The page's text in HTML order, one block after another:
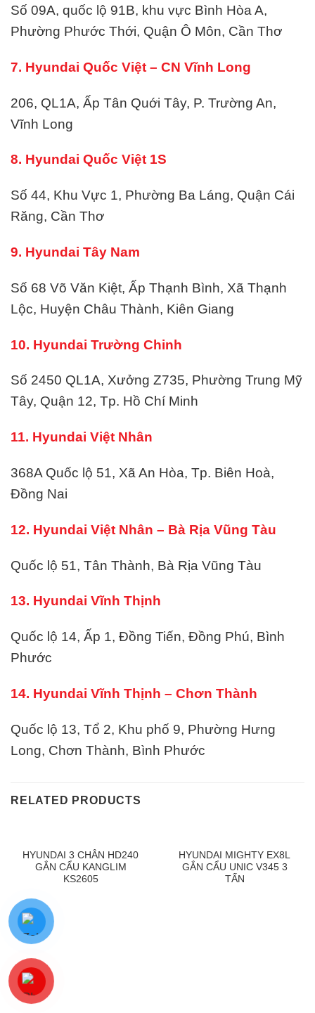
Số 09A, quốc lộ 91B, khu vực Bình Hòa A,
Phường Phước Thới, Quận Ô Môn, Cần Thơ
7. Hyundai Quốc Việt – CN Vĩnh Long
206, QL1A, Ấp Tân Quới Tây, P. Trường An,
Vĩnh Long
8. Hyundai Quốc Việt 1S
Số 44, Khu Vực 1, Phường Ba Láng, Quận Cái
Răng, Cần Thơ
9. Hyundai Tây Nam
Số 68 Võ Văn Kiệt, Ấp Thạnh Bình, Xã Thạnh
Lộc, Huyện Châu Thành, Kiên Giang
10. Hyundai Trường Chinh
Số 2450 QL1A, Xưởng Z735, Phường Trung Mỹ
Tây, Quận 12, Tp. Hồ Chí Minh
11. Hyundai Việt Nhân
368A Quốc lộ 51, Xã An Hòa, Tp. Biên Hoà,
Đồng Nai
12. Hyundai Việt Nhân – Bà Rịa Vũng Tàu
Quốc lộ 51, Tân Thành, Bà Rịa Vũng Tàu
13. Hyundai Vĩnh Thịnh
Quốc lộ 14, Ấp 1, Đồng Tiến, Đồng Phú, Bình
Phước
14. Hyundai Vĩnh Thịnh – Chơn Thành
Quốc lộ 13, Tổ 2, Khu phố 9, Phường Hưng
Long, Chơn Thành, Bình Phước
RELATED PRODUCTS
HYUNDAI 3 CHÂN HD240
GẮN CẨU KANGLIM
KS2605
HYUNDAI MIGHTY EX8L
GẮN CẨU UNIC V345 3
TẤN